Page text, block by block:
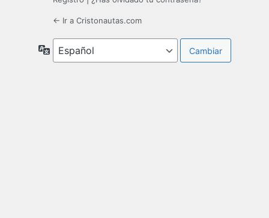
← Ir a Cristonautas.com
Idioma